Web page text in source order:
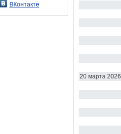
ВКонтакте
20 марта 2026